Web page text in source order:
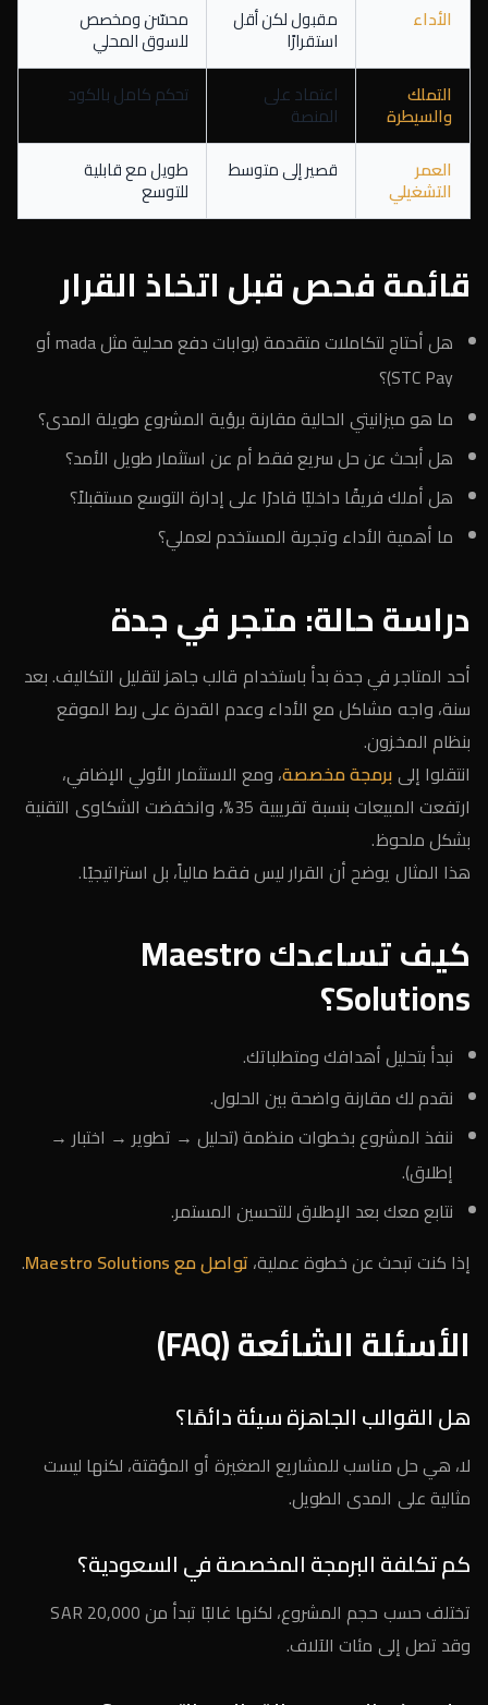
الأداء
مقبول لكن أقل
استقرارًا
محسّن ومخصص
للسوق المحلي
التملك
والسيطرة
اعتماد على
المنصة
تحكم كامل بالكود
العمر
التشغيلي
قصير إلى متوسط طويل مع قابلية
للتوسع
قائمة فحص قبل اتخاذ القرار
هل أحتاج لتكاملات متقدمة (بوابات دفع محلية مثل mada أو
STC Pay)؟
ما هو ميزانيتي الحالية مقارنة برؤية المشروع طويلة المدى؟
هل أبحث عن حل سريع فقط أم عن استثمار طويل الأمد؟
هل أملك فريقًا داخليًا قادرًا على إدارة التوسع مستقبلاً؟
ما أهمية الأداء وتجربة المستخدم لعملي؟
دراسة حالة: متجر في جدة
أحد المتاجر في جدة بدأ باستخدام قالب جاهز لتقليل التكاليف. بعد
سنة، واجه مشاكل مع الأداء وعدم القدرة على ربط الموقع
بنظام المخزون.
انتقلوا إلىبرمجة مخصصة، ومع الاستثمار الأولي الإضافي،
ارتفعت المبيعات بنسبة تقريبية 35%، وانخفضت الشكاوى التقنية
بشكل ملحوظ.
هذا المثال يوضح أن القرار ليس فقط مالياً، بل استراتيجيًا.
كيف تساعدك Maestro
Solutions؟
نبدأ بتحليل أهدافك ومتطلباتك.
نقدم لك مقارنة واضحة بين الحلول.
ننفذ المشروع بخطوات منظمة (تحليل → تطوير → اختبار →
إطلاق).
نتابع معك بعد الإطلاق للتحسين المستمر.
إذا كنت تبحث عن خطوة عملية،تواصل مع Maestro Solutions .
الأسئلة الشائعة (FAQ)
هل القوالب الجاهزة سيئة دائمًا؟
لا، هي حل مناسب للمشاريع الصغيرة أو المؤقتة، لكنها ليست
مثالية على المدى الطويل.
كم تكلفة البرمجة المخصصة في السعودية؟
تختلف حسب حجم المشروع، لكنها غالبًا تبدأ من 20,000 SAR
وقد تصل إلى مئات الآلاف.